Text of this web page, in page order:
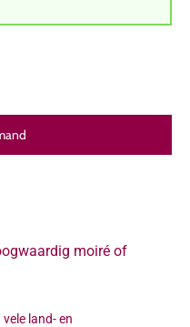
moiré of
land- en